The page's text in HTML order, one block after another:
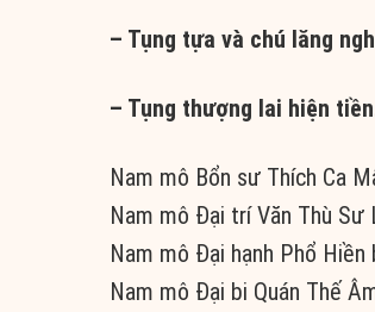
– Tụng tựa và chú lăng
– Tụng thượng lai hiện
Nam mô Bổn sư Thích Ca
Nam mô Đại trí Văn Thù
Nam mô Đại hạnh Phổ
Nam mô Đại bi Quán Thế